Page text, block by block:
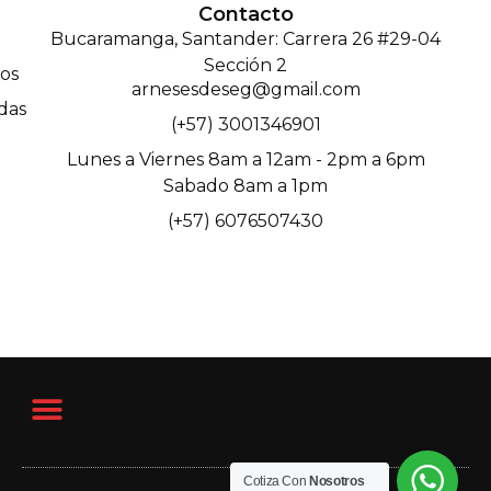
Contacto
Bucaramanga, Santander: Carrera 26 #29-04
Sección 2
arnesesdeseg@gmail.com
(+57) 3001346901
Lunes a Viernes 8am a 12am - 2pm a 6pm
Sabado 8am a 1pm
(+57) 6076507430
Cotiza Con Nosotros